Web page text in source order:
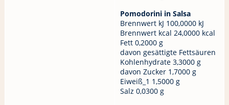
Pomodorini in Salsa
Brennwert kJ 100,0000 kJ
Brennwert kcal 24,0000 kcal
Fett 0,2000 g
davon gesättigte Fettsäuren
Kohlenhydrate 3,3000 g
davon Zucker 1,7000 g
Eiweiß_1 1,5000 g
Salz 0,0300 g